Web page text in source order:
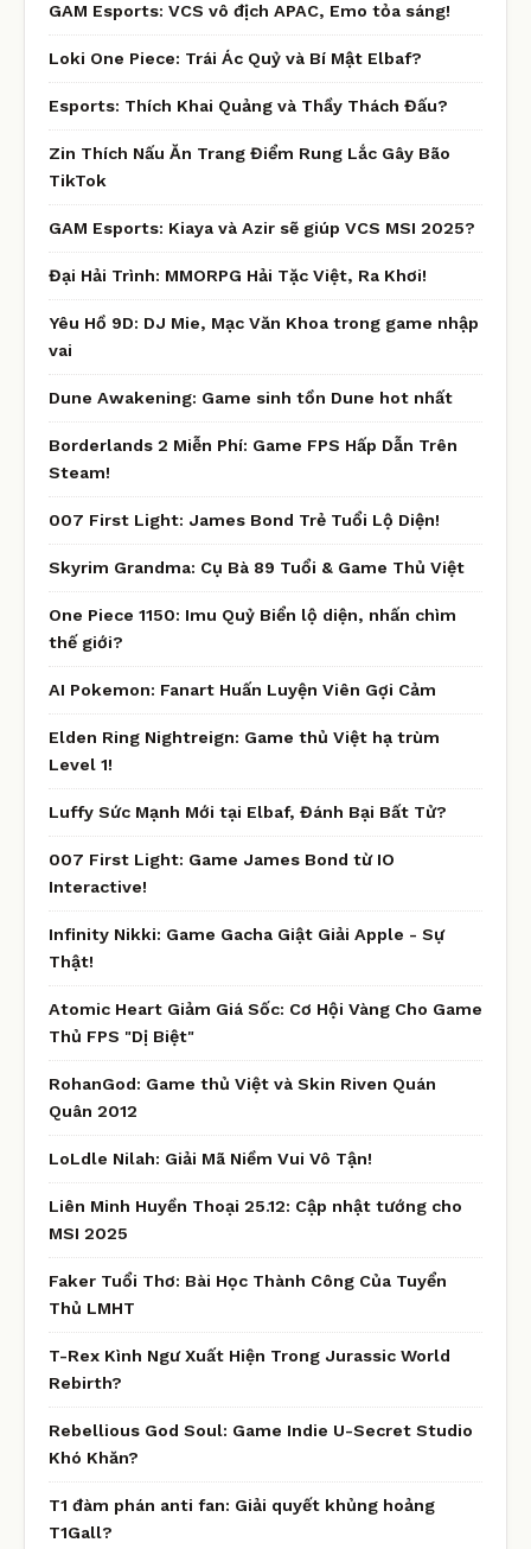
GAM Esports: VCS vô địch APAC, Emo tỏa sáng!
Loki One Piece: Trái Ác Quỷ và Bí Mật Elbaf?
Esports: Thích Khai Quảng và Thầy Thách Đấu?
Zin Thích Nấu Ăn Trang Điểm Rung Lắc Gây Bão
TikTok
GAM Esports: Kiaya và Azir sẽ giúp VCS MSI 2025?
Đại Hải Trình: MMORPG Hải Tặc Việt, Ra Khơi!
Yêu Hồ 9D: DJ Mie, Mạc Văn Khoa trong game nhập
vai
Dune Awakening: Game sinh tồn Dune hot nhất
Borderlands 2 Miễn Phí: Game FPS Hấp Dẫn Trên
Steam!
007 First Light: James Bond Trẻ Tuổi Lộ Diện!
Skyrim Grandma: Cụ Bà 89 Tuổi & Game Thủ Việt
One Piece 1150: Imu Quỷ Biển lộ diện, nhấn chìm
thế giới?
AI Pokemon: Fanart Huấn Luyện Viên Gợi Cảm
Elden Ring Nightreign: Game thủ Việt hạ trùm
Level 1!
Luffy Sức Mạnh Mới tại Elbaf, Đánh Bại Bất Tử?
007 First Light: Game James Bond từ IO
Interactive!
Infinity Nikki: Game Gacha Giật Giải Apple - Sự
Thật!
Atomic Heart Giảm Giá Sốc: Cơ Hội Vàng Cho Game
Thủ FPS "Dị Biệt"
RohanGod: Game thủ Việt và Skin Riven Quán
Quân 2012
LoLdle Nilah: Giải Mã Niềm Vui Vô Tận!
Liên Minh Huyền Thoại 25.12: Cập nhật tướng cho
MSI 2025
Faker Tuổi Thơ: Bài Học Thành Công Của Tuyển
Thủ LMHT
T-Rex Kình Ngư Xuất Hiện Trong Jurassic World
Rebirth?
Rebellious God Soul: Game Indie U-Secret Studio
Khó Khăn?
T1 đàm phán anti fan: Giải quyết khủng hoảng
T1Gall?